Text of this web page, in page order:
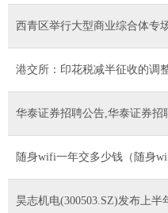
西青区举行大型商业综合体专
港交所：印花税减半征收的调
华泰证券招聘公告,华泰证券招
随身wifi一年交多少钱（随身
昊志机电(300503.SZ)发布上半